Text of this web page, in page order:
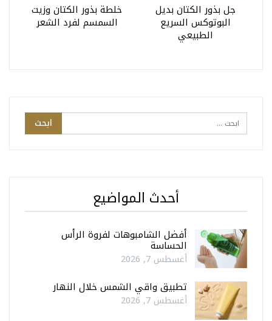
جل بذور الكتان بديل
البوتوكس السريع
الطبيعي
خلطة بذور الكتان وزيت
السمسم لفرد الشعر
أحدث المواضيع
أفضل الشامبوهات لفروة الرأس
الحساسة
أغسطس 7, 2026
تطبيق واقي الشمس خلال النهار
أغسطس 7, 2026